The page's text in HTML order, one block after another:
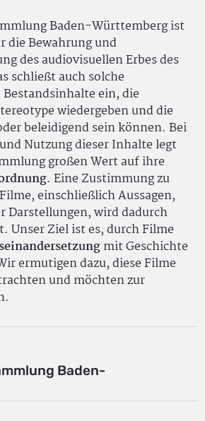
Baden-Württemberg ist
Bewahrung und
des audiovisuellen Erbes des
schließt auch solche
ein, die
wiedergeben und die
beleidigend sein können. Bei
Nutzung dieser Inhalte legt
großen Wert auf ihre
. Eine Zustimmung zu
einschließlich Aussagen,
Darstellungen, wird dadurch
Unser Ziel ist es, durch Filme
mit Geschichte
ermutigen dazu, diese Filme
und möchten zur
Baden-